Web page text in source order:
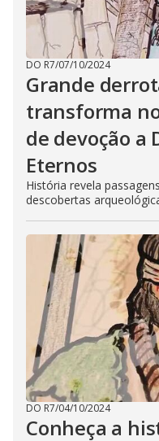
DO R7/07/10/2024
Grande
transforma
de devoção a
Eternos
História revela
descobertas
DO R7/04/10/2024
Conheça a